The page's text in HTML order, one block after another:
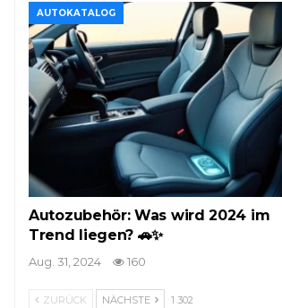
AUTOKATALOG
Autozubehör: Was wird 2024 im
Trend liegen? 🚗✨
Aug. 31, 2024 160
ZURÜCK NÄCHSTE 1 302